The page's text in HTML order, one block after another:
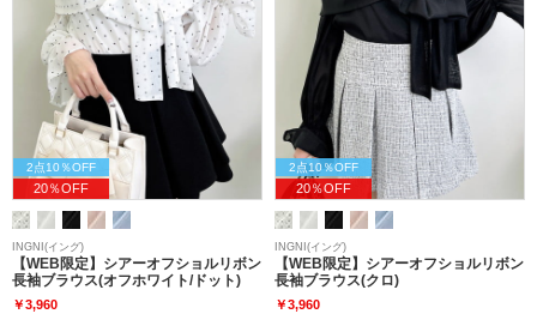
2点10％OFF
20％OFF
INGNI(イング)
【WEB限定】シアーオフショルリボン
長袖ブラウス(オフホワイト/ドット)
￥3,960
2点10％OFF
20％OFF
INGNI(イング)
【WEB限定】シアーオフショルリボン
長袖ブラウス(クロ)
￥3,960